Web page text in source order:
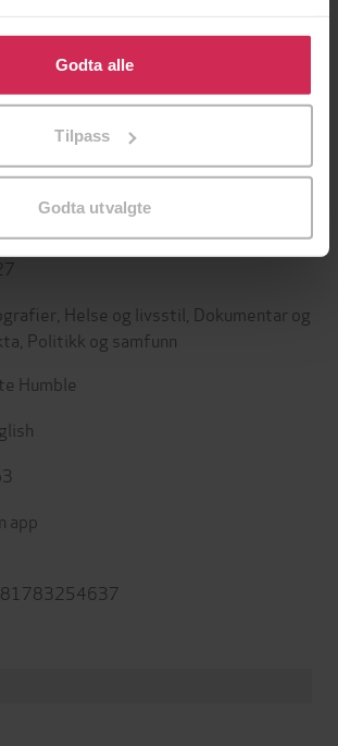
for å gi oss ditt samtykke til å
alle disse formålene. Du kan også
til spesifikke formål ved å klikke
Godta alle
Tilpass
Godta utvalgte
Humble(forfatter),Kate Humble
Helse og livsstil
Dokumentar og
Politikk og samfunn
Humble
app